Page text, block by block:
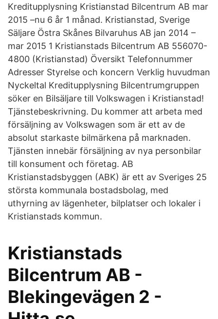
Kreditupplysning Kristianstad Bilcentrum AB mar
2015 –nu 6 år 1 månad. Kristianstad, Sverige
Säljare Östra Skånes Bilvaruhus AB jan 2014 –
mar 2015 1 Kristianstads Bilcentrum AB 556070-
4800 (Kristianstad) Översikt Telefonnummer
Adresser Styrelse och koncern Verklig huvudman
Nyckeltal Kreditupplysning Bilcentrumgruppen
söker en Bilsäljare till Volkswagen i Kristianstad!
Tjänstebeskrivning. Du kommer att arbeta med
försäljning av Volkswagen som är ett av de
absolut starkaste bilmärkena på marknaden.
Tjänsten innebär försäljning av nya personbilar
till konsument och företag. AB
Kristianstadsbyggen (ABK) är ett av Sveriges 25
största kommunala bostadsbolag, med
uthyrning av lägenheter, bilplatser och lokaler i
Kristianstads kommun.
Kristianstads
Bilcentrum AB -
Blekingevägen 2 -